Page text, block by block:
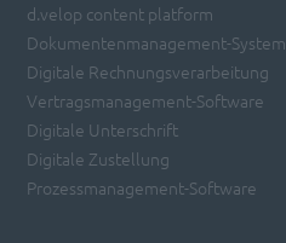
d.velop content platform
Dokumentenmanagement-System
Digitale Rechnungsverarbeitung
Vertragsmanagement-Software
Digitale Unterschrift
Digitale Zustellung
Prozessmanagement-Software